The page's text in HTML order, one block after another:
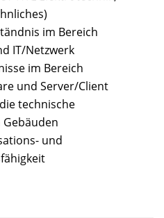
im Bereich
IT/Netzwerk
im Bereich
und Server/Client
technische
und